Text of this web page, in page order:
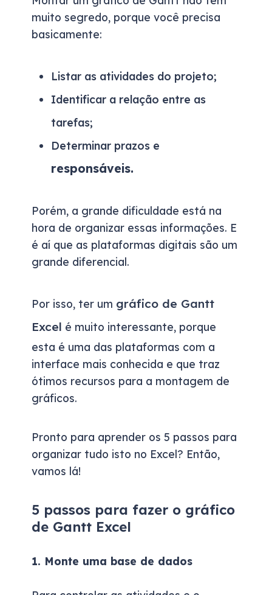
muito segredo, porque você precisa
basicamente:
Listar as atividades do projeto;
Identificar a relação entre as
tarefas;
Determinar prazos e
responsáveis.
Porém, a grande dificuldade está na
hora de organizar essas informações. E
é aí que as plataformas digitais são um
grande diferencial.
Por isso, ter um gráfico de Gantt
Excel é muito interessante, porque
esta é uma das plataformas com a
interface mais conhecida e que traz
ótimos recursos para a montagem de
gráficos.
Pronto para aprender os 5 passos para
organizar tudo isto no Excel? Então,
vamos lá!
5 passos para fazer o gráfico
de Gantt Excel
1. Monte uma base de dados